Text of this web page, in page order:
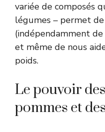
variée de composés
légumes – permet
(indépendamment
et même de nous
poids.
Le pouvoir
pommes et